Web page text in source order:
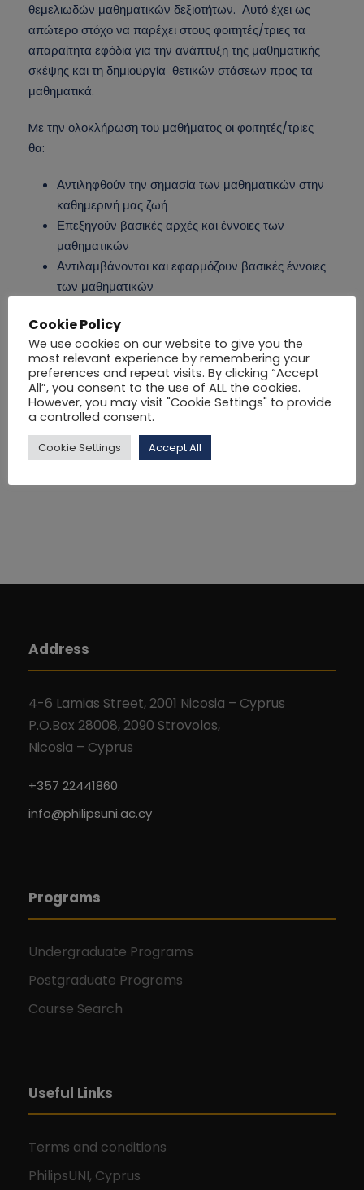
θεμελιωδών μαθηματικών δεξιοτήτων. Αυτό έχει ως
απώτερο στόχο να παρέχει στους φοιτητές/τριες τα
απαραίτητα εφόδια για την ανάπτυξη της μαθηματικής
σκέψης και τη δημιουργία θετικών στάσεων προς τα
μαθηματικά.
Mε την ολοκλήρωση του μαθήματος οι φοιτητές/τριες
θα:
Αντιληφθούν την σημασία των μαθηματικών στην
καθημερινή μας ζωή
Επεξηγούν βασικές αρχές και έννοιες των
μαθηματικών
Αντιλαμβάνονται και εφαρμόζουν βασικές έννοιες
των μαθηματικών
διάφορες ενότητες των μαθηματικών
Address
4-6 Lamias Street, 2001 Nicosia – Cyprus
P.O.Box 28008, 2090 Strovolos,
Nicosia – Cyprus
+357 22441860
info@philipsuni.ac.cy
Programs
Undergraduate Programs
Postgraduate Programs
Course Search
Useful Links
Terms and conditions
PhilipsUNI, Cyprus
Cookie Policy
We use cookies on our website to give you the
most relevant experience by remembering your
preferences and repeat visits. By clicking “Accept
All”, you consent to the use of ALL the cookies.
However, you may visit "Cookie Settings" to provide
a controlled consent.
Cookie Settings Accept All